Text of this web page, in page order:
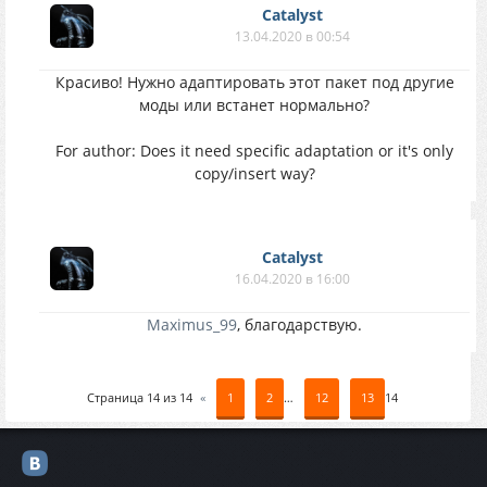
Catalyst
13.04.2020 в 00:54
Красиво! Нужно адаптировать этот пакет под другие
моды или встанет нормально?
For author: Does it need specific adaptation or it's only
copy/insert way?
Catalyst
16.04.2020 в 16:00
Maximus_99, благодарствую.
Страница 14из 14 « 1 2 … 12 13 14